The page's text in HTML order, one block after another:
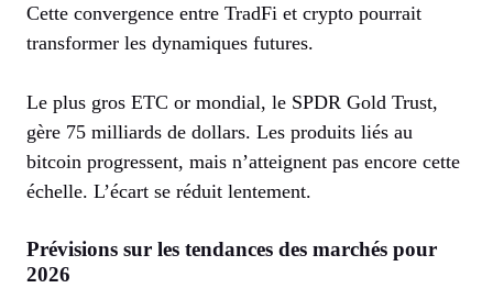
Cette convergence entre TradFi et crypto pourrait
transformer les dynamiques futures.
Le plus gros ETC or mondial, le SPDR Gold Trust,
gère 75 milliards de dollars. Les produits liés au
bitcoin progressent, mais n’atteignent pas encore cette
échelle. L’écart se réduit lentement.
Prévisions sur les tendances des marchés pour
2026